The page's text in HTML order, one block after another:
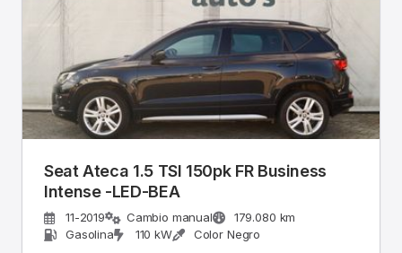
Seat Ateca 1.5 TSI 150pk FR Business
Intense -LED-BEA
11-2019 Cambio manual
179.080 km
Gasolina
110 kW Color Negro